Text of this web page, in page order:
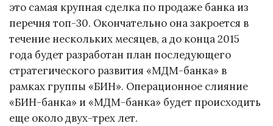
это самая крупная сделка по продаже банка из
перечня топ-30. Окончательно она закроется в
течение нескольких месяцев, а до конца 2015
года будет разработан план последующего
стратегического развития «МДМ-банка» в
рамках группы «БИН». Операционное слияние
«БИН-банка» и «МДМ-банка» будет происходить
еще около двух-трех лет.